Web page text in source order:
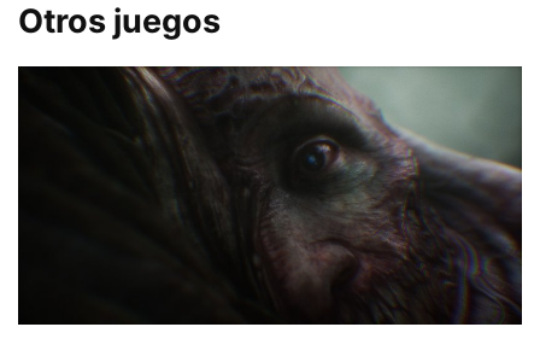
Otros juegos